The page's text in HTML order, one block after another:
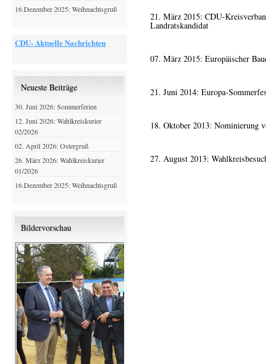
21. März 2015: CDU-
Landratskandidat
07. März 2015: Europäischer
21. Juni 2014: Europa-
18. Oktober 2013: Nominierung
27. August 2013:
16.Dezember 2025: Weihnachtsgruß
CDU- Aktuelle Nachrichten
Neueste Beiträge
30. Juni 2026: Sommerferien
12. Juni 2026: Wahlkreiskurier
02/2026
02. April 2026: Ostergruß
26. März 2026: Wahlkreiskurier
01/2026
16.Dezember 2025: Weihnachtsgruß
Bildervorschau